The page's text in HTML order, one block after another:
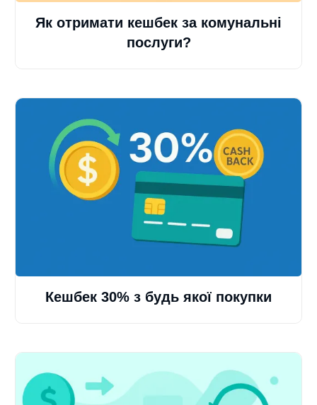
Як отримати кешбек за комунальні
послуги?
Кешбек 30% з будь якої покупки